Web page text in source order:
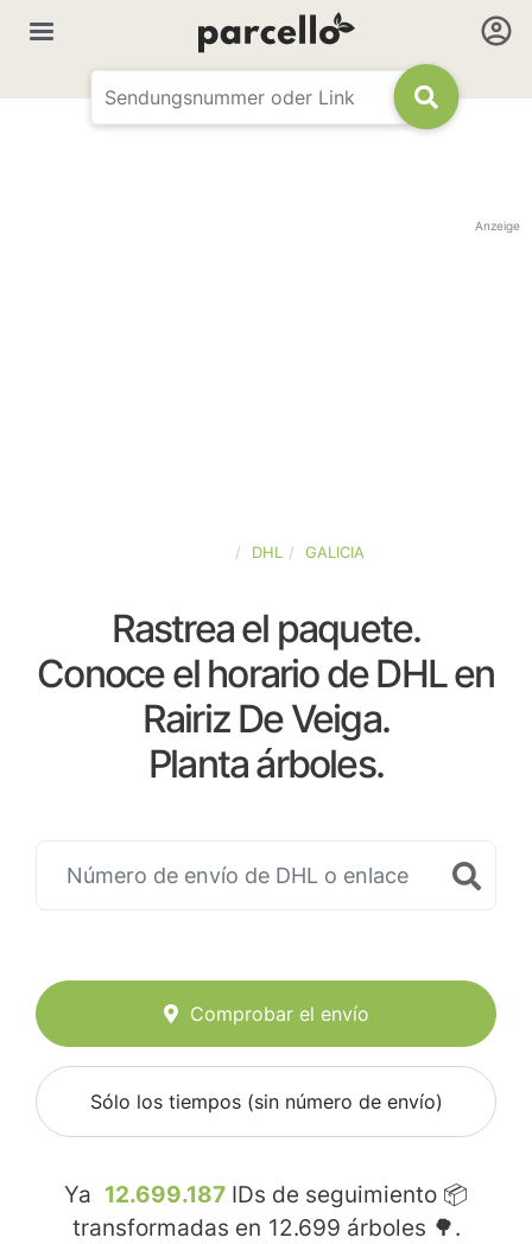
Anzeige
DHL GALICIA
Rastrea el paquete.
Conoce el horario de DHL en
Rairiz De Veiga.
Planta árboles.
Comprobar el envío
Sólo los tiempos (sin número de envío)
Ya 12.699.187 IDs de seguimiento 📦
transformadas en 12.699 árboles 🌳.